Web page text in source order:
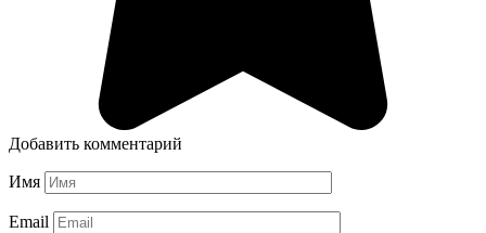
Добавить комментарий
Имя
Email